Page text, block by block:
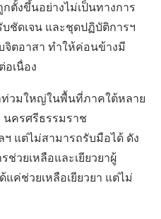
ตั้งขึ้นอย่างไม่เป็นทางการ
ชัดเจน และชุดปฏิบัติการฯ
ตอาสา ทำให้ค่อนข้างมี
เนื่อง
วมใหญ่ในพื้นที่ภาคใต้หลาย
ครศรีธรรมราช
แต่ไม่สามารถรับมือได้ ดัง
ช่วยเหลือและเยียวยาผู้
ค่ช่วยเหลือเยียวยา แต่ไม่